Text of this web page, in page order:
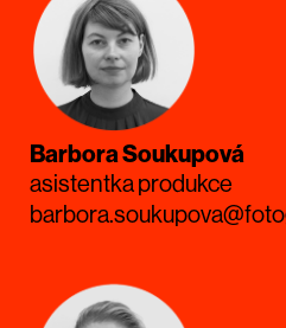
Barbora Soukupová
asistentka produkce